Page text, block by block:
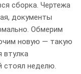
сборка. Чертежа
документы
Обмерим
новую — такую
втулка
стоял неделю.